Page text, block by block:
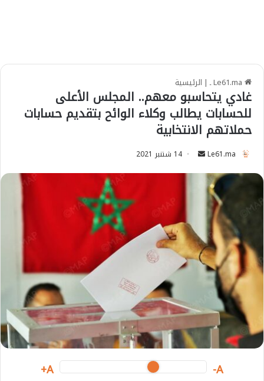
| الرئيسية
غادي يتحاسبو معهم.. المجلس الأعلى
للحسابات يطالب وكلاء الوائح بتقديم حسابات
حملاتهم الانتخابية
Le61.ma
e
m
14 شتنبر 2021
A-
A+